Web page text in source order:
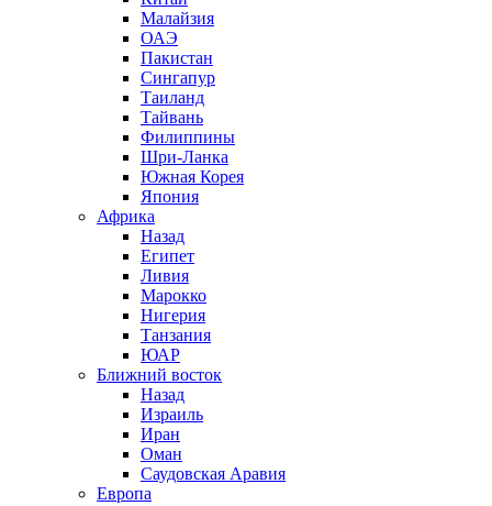
Малайзия
ОАЭ
Пакистан
Сингапур
Таиланд
Тайвань
Филиппины
Шри-Ланка
Южная Корея
Япония
Африка
Назад
Египет
Ливия
Марокко
Нигерия
Танзания
ЮАР
Ближний восток
Назад
Израиль
Иран
Оман
Саудовская Аравия
Европа